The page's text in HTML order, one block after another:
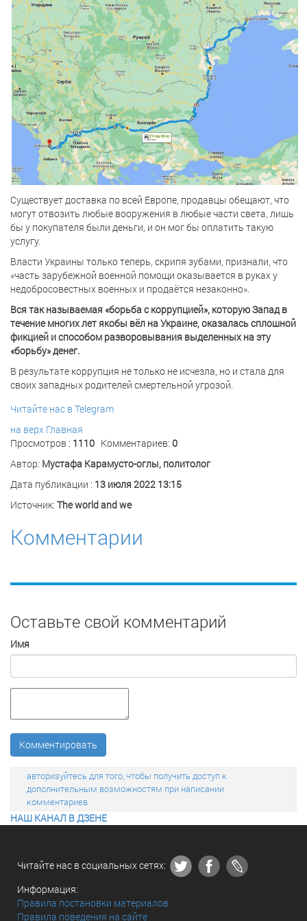
Существует доставка по всей Европе, продавцы обещают, что
могут отвозить любые вооружения в любые части света, лишь
бы у покупателя были деньги, и он мог бы оплатить такую
услугу.
Власти Украины только теперь, скрипя зубами, признали, что
«часть зарубежной военной помощи оказывается в руках у
недобросовестных военных и продаётся незаконно».
Вся так называемая «борьба с коррупцией», которую Запад в
течение многих лет якобы вёл на Украине, оказалась сплошной
фикцией и способом разворовывания выделенных на эту
«борьбу» денег.
В результате коррупция не только не исчезла, но и стала для
своих западных родителей смертельной угрозой.
Читайте нас в Telegram
на верх Главная
Просмотров : 1110 Комментариев: 0
Автор: Мустафа Карамусто-оглы, политолог
Дата публикации : 13 июля 2022 13:15
Источник: The world and we
Комментарии
Оставьте свой комментарий
Имя
Комментировать
авторизуйтесь для того, чтобы получить доступ к
дополнительным возможностям при написании
комментариев
НАШ КАНАЛ В ДЗЕНЕ
Читайте нас в социальных сетях:
Информация:
Правила постановки материалов
Правила поведения на сайте